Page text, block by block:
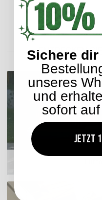
Lieferzeit: ca. 2-
ENTDECKEN
Sichere dir
unseres
und
sofort
Jetzt